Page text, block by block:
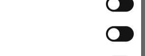
din ved å aktivt skanne den
du lese om hvordan dine personlige